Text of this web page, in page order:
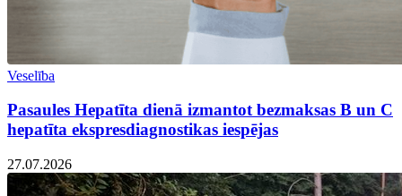
Veselība
Pasaules Hepatīta dienā izmantot bezmaksas B un C
hepatīta ekspresdiagnostikas iespējas
27.07.2026